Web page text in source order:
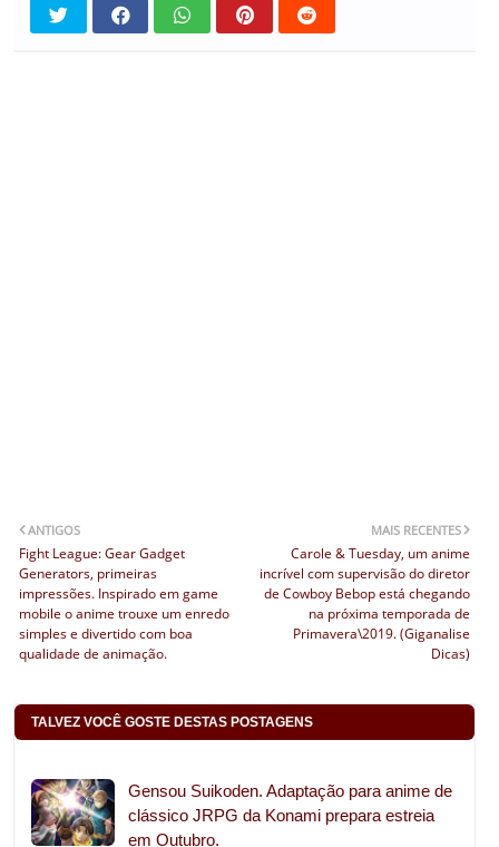
MAIS RECENTES
Carole & Tuesday, um anime
incrível com supervisão do diretor
de Cowboy Bebop está chegando
na próxima temporada de
Primavera\2019. (Giganalise
Dicas)
ANTIGOS
Fight League: Gear Gadget
Generators, primeiras
impressões. Inspirado em game
mobile o anime trouxe um enredo
simples e divertido com boa
qualidade de animação.
TALVEZ VOCÊ GOSTE DESTAS POSTAGENS
Gensou Suikoden. Adaptação para anime de
clássico JRPG da Konami prepara estreia
em Outubro.